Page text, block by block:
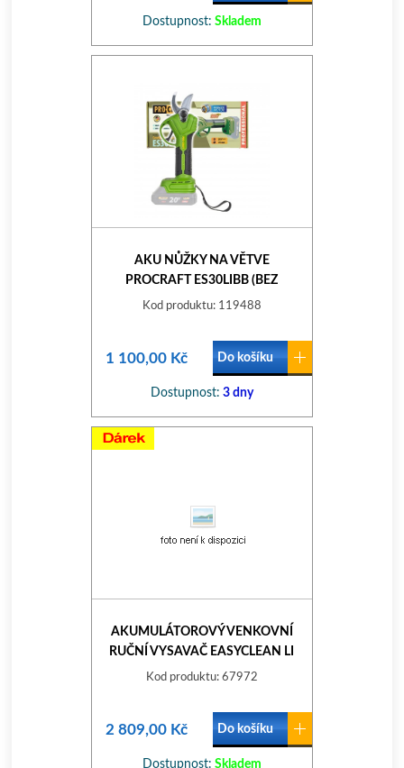
Dostupnost: Skladem
AKU NŮŽKY NA VĚTVE
PROCRAFT ES30LIBB (BEZ
BATERIE A NABÍJEČKY) ES30LIBB
Kod produktu: 119488
1 100,00 Kč Do košíku
Dostupnost: 3 dny
AKUMULÁTOROVÝ VENKOVNÍ
RUČNÍ VYSAVAČ EASYCLEAN LI
9339-20
Kod produktu: 67972
2 809,00 Kč Do košíku
Dostupnost: Skladem